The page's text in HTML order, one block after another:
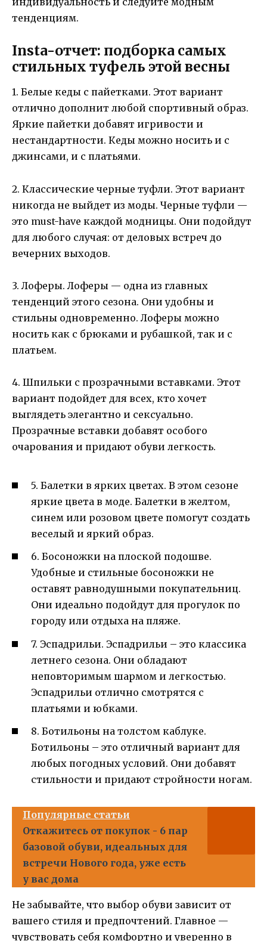
тенденциям.
Insta-отчет: подборка самых
стильных туфель этой весны
1. Белые кеды с пайетками. Этот вариант
отлично дополнит любой спортивный образ.
Яркие пайетки добавят игривости и
нестандартности. Кеды можно носить и с
джинсами, и с платьями.
2. Классические черные туфли. Этот вариант
никогда не выйдет из моды. Черные туфли —
это must-have каждой модницы. Они подойдут
для любого случая: от деловых встреч до
вечерних выходов.
3. Лоферы. Лоферы — одна из главных
тенденций этого сезона. Они удобны и
стильны одновременно. Лоферы можно
носить как с брюками и рубашкой, так и с
платьем.
4. Шпильки с прозрачными вставками. Этот
вариант подойдет для всех, кто хочет
выглядеть элегантно и сексуально.
Прозрачные вставки добавят особого
очарования и придают обуви легкость.
5. Балетки в ярких цветах. В этом сезоне
яркие цвета в моде. Балетки в желтом,
синем или розовом цвете помогут создать
веселый и яркий образ.
6. Босоножки на плоской подошве.
Удобные и стильные босоножки не
оставят равнодушными покупательниц.
Они идеально подойдут для прогулок по
городу или отдыха на пляже.
7. Эспадрильи. Эспадрильи – это классика
летнего сезона. Они обладают
неповторимым шармом и легкостью.
Эспадрильи отлично смотрятся с
платьями и юбками.
8. Ботильоны на толстом каблуке.
Ботильоны – это отличный вариант для
любых погодных условий. Они добавят
стильности и придают стройности ногам.
Популярные статьи
Откажитесь от покупок - 6 пар
базовой обуви, идеальных для
встречи Нового года, уже есть
у вас дома
Не забывайте, что выбор обуви зависит от
вашего стиля и предпочтений. Главное —
чувствовать себя комфортно и уверенно в